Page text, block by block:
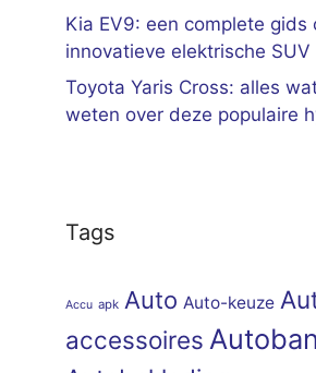
Kia EV9: een complete gids
innovatieve elektrische SUV
Toyota Yaris Cross: alles
weten over deze populaire
Tags
Accu apk Auto Auto-keuze
accessoires